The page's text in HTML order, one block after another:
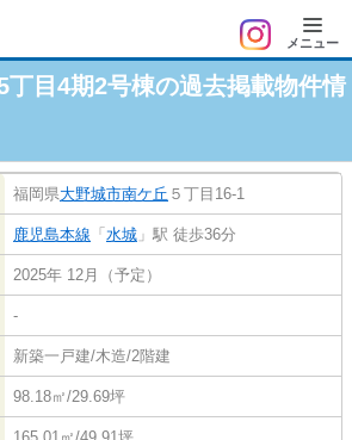
メニュー
丁目4期2号棟の過去掲載物件情
福岡県大野城市南ケ丘 ５丁目16-1
鹿児島本線 「 水城 」駅 徒歩36分
2025年 12月（予定）
-
新築一戸建/木造/2階建
98.18㎡/29.69坪